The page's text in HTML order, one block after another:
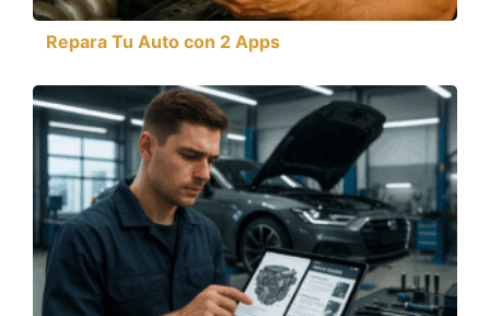
Repara Tu Auto con 2 Apps